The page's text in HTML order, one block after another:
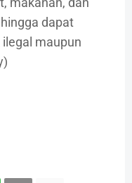
dapat
maupun